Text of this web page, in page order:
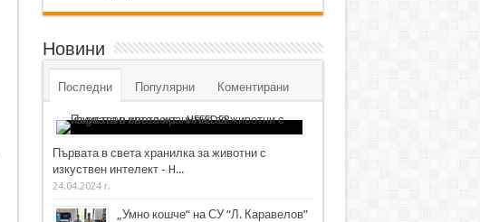
Новини
Последни Популярни Коментирани
Първата в света хранилка за животни с
изкуствен интелект - H...
24.04.2024 г.
„Умно кошче“ на СУ “Л. Каравелов”